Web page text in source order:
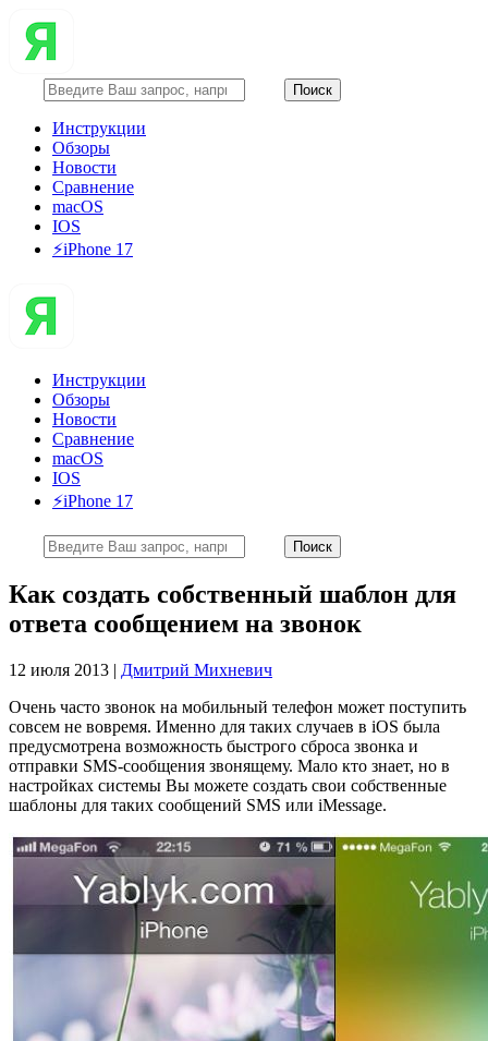
Инструкции
Обзоры
Новости
Сравнение
macOS
IOS
⚡️iPhone 17
Инструкции
Обзоры
Новости
Сравнение
macOS
IOS
⚡️iPhone 17
Как создать собственный шаблон для
ответа сообщением на звонок
12 июля 2013 | Дмитрий Михневич
Очень часто звонок на мобильный телефон может поступить
совсем не вовремя. Именно для таких случаев в iOS была
предусмотрена возможность быстрого сброса звонка и
отправки SMS-сообщения звонящему. Мало кто знает, но в
настройках системы Вы можете создать свои собственные
шаблоны для таких сообщений SMS или iMessage.